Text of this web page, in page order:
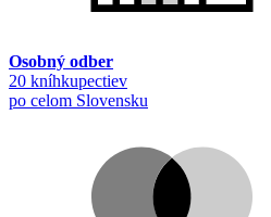
Osobný odber
20 kníhkupectiev
po celom Slovensku